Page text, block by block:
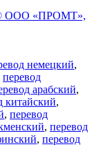
ООО «ПРОМТ»,
немецкий,
перевод
арабский,
китайский,
, перевод
, перевод
, перевод